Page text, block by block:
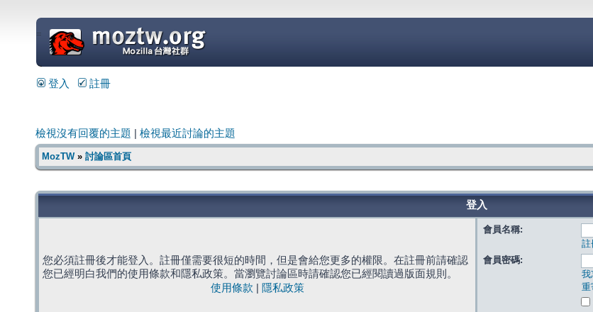
=
登入 註冊
檢視沒有回覆的主題 檢視最近討論的主題
MozTW» 討論區首頁
登入
您必須註冊後才能登入。註冊僅需要很短的時間，但是會給您更多的權限。在註冊前請確認
您已經明白我們的使用條款和隱私政策。當瀏覽討論區時請確認您已經閱讀過版面規則。
使用條款
隱私政策
會員名稱:
註
會員密碼:
我
重